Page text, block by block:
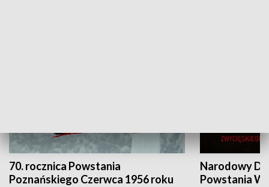
70. rocznica Powstania
Poznańskiego Czerwca 1956 roku
Narodowy
Powstania